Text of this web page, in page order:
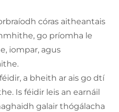
córas aitheantais
go príomha le
iompar, agus
a bheith ar ais go dtí
Is féidir leis an earnáil
galair thógálacha